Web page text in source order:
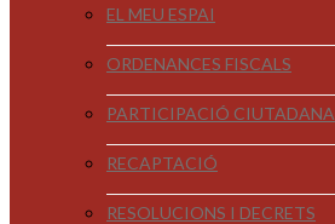
EL MEU ESPAI
ORDENANCES FISCALS
PARTICIPACIÓ CIUTADANA
RECAPTACIÓ
RESOLUCIONS I DECRETS